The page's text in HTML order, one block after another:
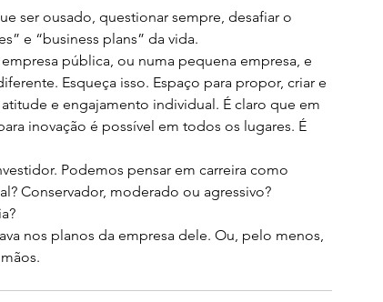
ser ousado, questionar sempre, desafiar o
e “business plans” da vida.
pública, ou numa pequena empresa, e
Esqueça isso. Espaço para propor, criar e
e engajamento individual. É claro que em
inovação é possível em todos os lugares. É
Podemos pensar em carreira como
Conservador, moderado ou agressivo?
nos planos da empresa dele. Ou, pelo menos,